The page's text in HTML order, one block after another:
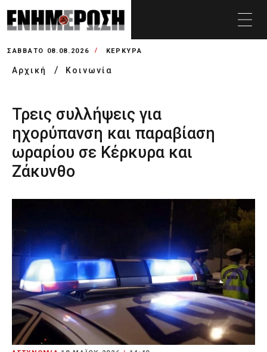
ΣΆΒΒΑΤΟ 08.08.2026 ΚΕΡΚΥΡΑ
Αρχική Κοινωνία
Τρεις συλλήψεις για
ηχορύπανση και παραβίαση
ωραρίου σε Κέρκυρα και
Ζάκυνθο